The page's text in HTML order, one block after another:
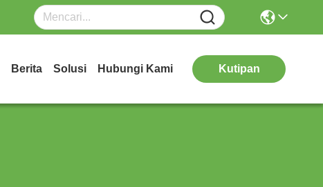
Berita Solusi Hubungi Kami Kutipan